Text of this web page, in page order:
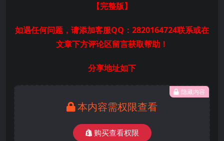
【完整版】
如遇任何问题，请添加客服QQ：2820164724联系或在
文章下方评论区留言获取帮助！
分享地址如下
隐藏内容
本内容需权限查看
购买查看权限